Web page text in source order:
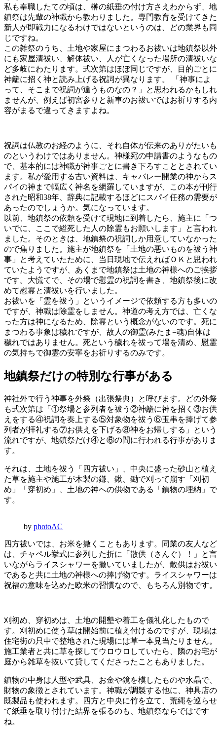
私も奉職したての頃は、榊の紙垂の付け方さえわからず、地
鎮祭は先輩の神職から教わりました。専門教育を受けてきた
新人が即戦力になるわけではないというのは、どの業界も同
じですね。
この雑祭のうち、土地や家屋にまつわるお祓いは地鎮祭以外
にも家屋清祓い、解体祓い、人が亡くなった場所の清祓いな
ど多岐にわたります。式次第はほぼ同じですが、目的ごとに
神籬に招く神と読み上げる祝詞が異なります。 「神事によ
って、そこまで祝詞が違うものなの？」と思われるかもしれ
ませんが、例えば初宮参りと新車のお祓いではお祈りする内
容がまるで違ってきますよね。
祝詞は仏教のお経のように、それ自体が伝来のありがたいも
のというわけではありません。神様宛の申請書のようなもの
で、基本的には神職が神事ごとに書き下ろすこととされてい
ます。私が愛用する古い資料は、キャバレー開業の神からス
パイの神まで幅広く神名を網羅していますが、この本が刊行
された昭和38年、辞典に記載するほどにスパイ任務の需要が
あったのでしょうか。気になっています。
以前、地鎮祭の依頼を受けて現地に到着したら、施主に「つ
いでに、ここで縊死した人の除霊もお願いします」と言われ
ました。そのときは、地鎮祭の祝詞しか用意していなかった
ので焦りました。施主が地鎮祭を「土地の悪いものを祓う神
事」と考えていたために、当日現地で伝えればＯＫと思われ
ていたようですが、あくまで地鎮祭は土地の神様へのご挨拶
です。大慌てで、その場で慰霊の祝詞を書き、地鎮祭後に改
めて慰霊と清祓いを行いました。
お祓いを「霊を祓う」というイメージで依頼する方も多いの
ですが、神職は除霊をしません。神道の考え方では、亡くな
った方は神になるため、除霊という概念がないのです。死に
まつわる事象は穢れですが、故人の御霊(みたま=魂)自体は
穢れではありません。死という穢れを祓って場を清め、慰霊
の気持ちで御霊の安寧をお祈りするのみです。
地鎮祭だけの特別な行事がある
神社外で行う神事を外祭（出張祭典）と呼びます。どの外祭
も式次第は「①祭場と参列者を祓う②神籬に神を招く③お供
えをする④祝詞を奏上する⑤対象物を祓う⑥玉串を捧げて参
列者が拝礼する⑦お供えを下げる⑧神をお帰しする」という
流れですが、地鎮祭だけ④と⑥の間に行われる行事がありま
す。
それは、土地を祓う「四方祓い」、中央に盛った砂山と植え
た草を施主や施工が木製の鎌、鍬、鋤で刈って崩す「刈初
め」「穿初め」、土地の神への供物である「鎮物の埋納」で
す。
by photoAC
四方祓いでは、お米を撒くこともあります。同業の友人など
は、チャペル挙式に参列した折に「散供（さんぐ）！」と言
いながらライスシャワーを撒いていましたが、散供はお祓い
であると共に土地の神様への捧げ物です。ライスシャワーは
祝福の意味を込めた欧米の習慣なので、もちろん別物です。
刈初め、穿初めは、土地の開墾や着工を儀礼化したもので
す。刈初めに使う草は開始前に植え付けるのですが、現場は
住宅街の只中で整地された現場には草一本見当たりません。
施工業者と共に草を探してウロウロしていたら、隣のお宅が
庭から雑草を抜いて貸してくださったこともありました。
鎮物の中身は人型や武具、お金や鏡を模したものや水晶で、
財物の象徴とされています。神職が調製する他に、神具店の
既製品も使われます。四方と中央に竹を立て、荒縄を巡らせ
て紙垂を取り付けた結界を張るのも、地鎮祭ならではです
ね。